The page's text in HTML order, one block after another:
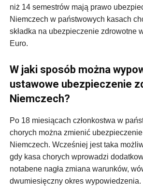
niż 14 semestrów mają prawo
Niemczech w państwowych kasach
składka na ubezpieczenie zdrowotne
Euro.
W jaki sposób można
ustawowe ubezpieczenie
Niemczech?
Po 18 miesiącach członkostwa w
chorych można zmienić
Niemczech. Wcześniej jest taka
gdy kasa chorych wprowadzi
notabene nagła zmiana warunków,
dwumiesięczny okres wypowiedzenia.